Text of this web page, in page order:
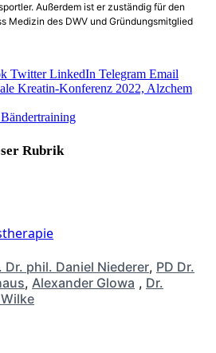
Außerdem ist er zuständig für den
Medizin des DWV und Gründungsmitglied
Twitter LinkedIn Telegram Email
Kreatin-Konferenz 2022, Alzchem
Rubrik
Dr. phil. Daniel Niederer, PD Dr.
, Alexander Glowa , Dr.